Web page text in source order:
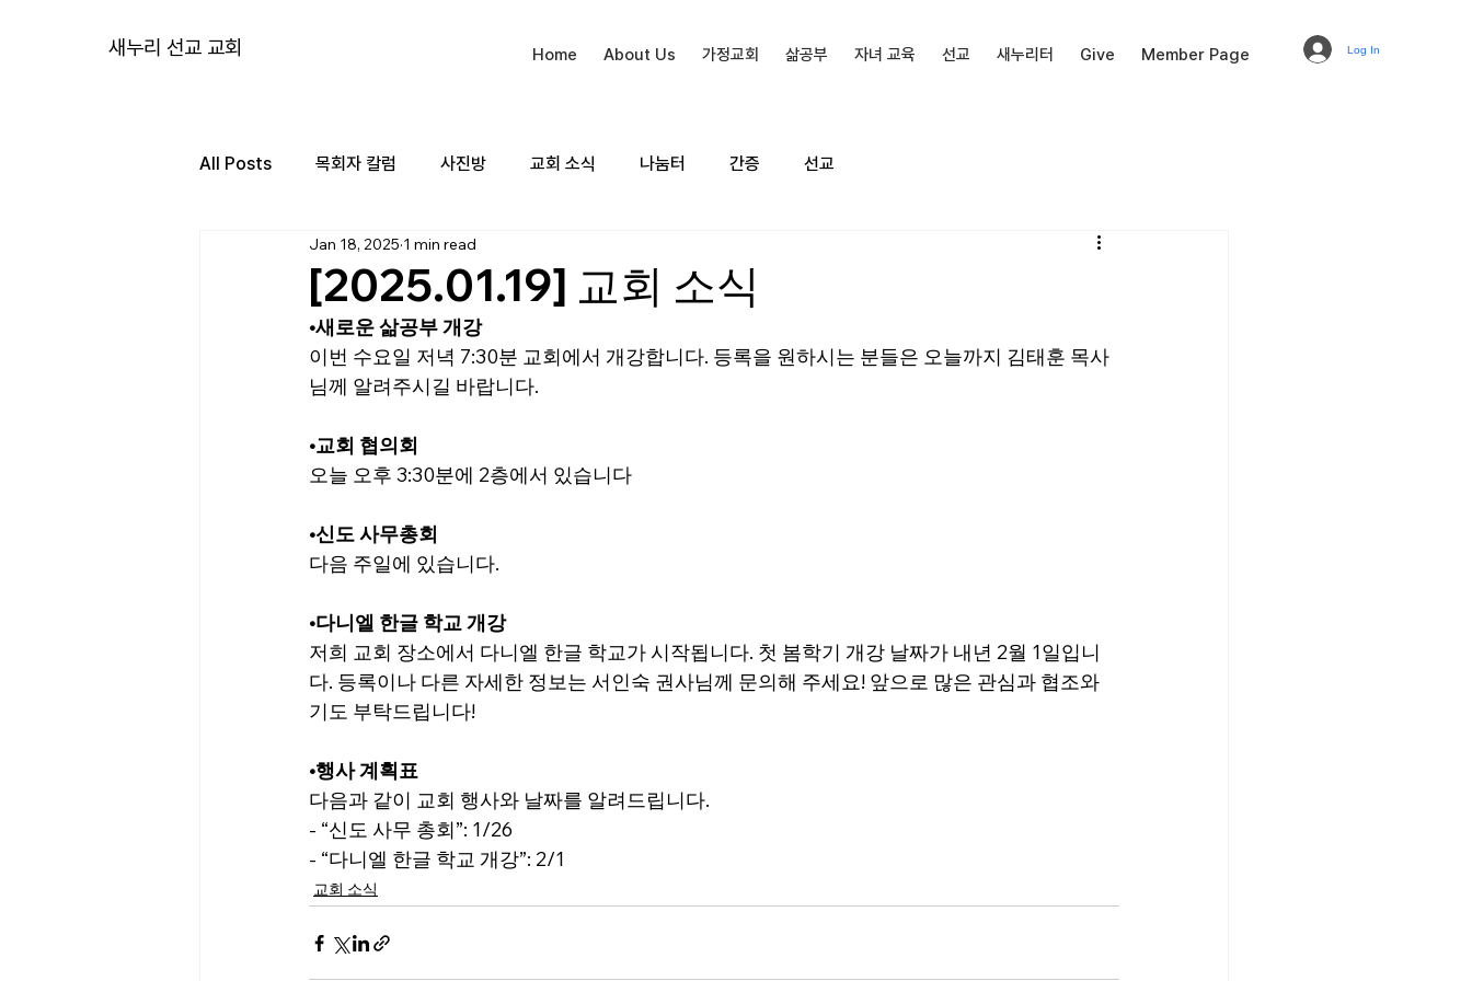
새누리 선교 교회 Home About Us 가정교회 삶공부 자녀 교육 선교 새누리터 Give Member Page Log In
All Posts 목회자 칼럼 사진방 교회 소식 나눔터 간증 선교
[2025.01.19] 교회 소식
Jan 18, 2025 1 min read
•새로운 삶공부 개강
이번 수요일 저녁 7:30분 교회에서 개강합니다. 등록을 원하시는 분들은 오늘까지 김태훈 목사
님께 알려주시길 바랍니다.
•교회 협의회
오늘 오후 3:30분에 2층에서 있습니다
•신도 사무총회
다음 주일에 있습니다.
•다니엘 한글 학교 개강
저희 교회 장소에서 다니엘 한글 학교가 시작됩니다. 첫 봄학기 개강 날짜가 내년 2월 1일입니
다. 등록이나 다른 자세한 정보는 서인숙 권사님께 문의해 주세요! 앞으로 많은 관심과 협조와
기도 부탁드립니다!
•행사 계획표
다음과 같이 교회 행사와 날짜를 알려드립니다.
- “신도 사무 총회”: 1/26
- “다니엘 한글 학교 개강”: 2/1
교회 소식